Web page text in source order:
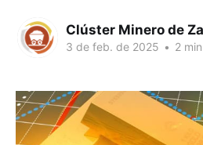
Clúster Minero de
3 de feb. de 2025 • 2